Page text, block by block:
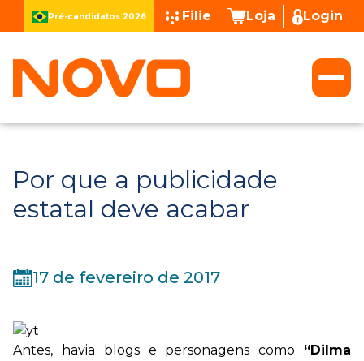
Pré-candidatos 2026 Filie Loja Login
Por que a publicidade
estatal deve acabar
17 de fevereiro de 2017
Antes, havia blogs e personagens como “Dilma